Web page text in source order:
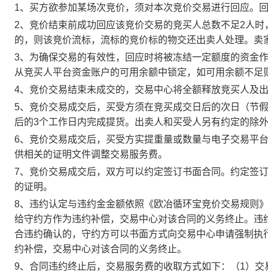
1、买方欲参加某场次竞价，须对本次竞价交易进行回应。
2、竞价结束前成功回应该竞价交易的竞买人总数不足2人
的，则该竞价流标，流标的竞价标的物交还出卖人处理。
3、为确保交易的有效性，回应时将被冻结一定额度的资金
从竞买人平台资金账户的可用余额中锁定，如可用余额不足
4、竞价交易结束未成交的，交易中心将全额释放竞买人及
5、竞价交易成交后，买受方须在竞买成交日后的次日（节
后的3个工作日内完成提货。出卖人和买受人另有约定的除
6、竞价交易成交后，买受方实提重量或数量与电子交易平
供相关的证明文件调整交易服务费。
7、竞价交易成交后，双方可以约定签订书面合同。约定签
的证明。
8、违约认定与违约金金额依照《欧冶循环宝竞价交易规则
给守约方作为违约补偿，交易中心对该合同的义务终止。
合违约确认的，守约方可以书面方式向交易中心申请强制
约补偿，交易中心对该合同的义务终止。
9、合同违约终止后，交易服务费的收取方式如下：（1）